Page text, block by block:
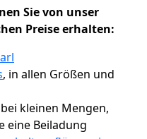
Sie von unser
Preise erhalten:
, in allen Größen und
kleinen Mengen,
eine Beiladung